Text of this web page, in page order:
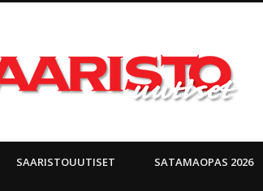
SAARISTOUUTISET SATAMAOPAS 2026